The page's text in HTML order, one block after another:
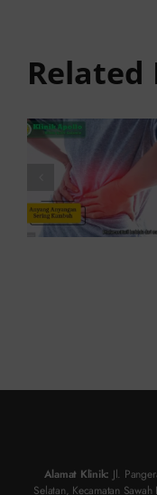
Related
Sering
Kambuh
dan Cara
Atasinya
Alamat Klinik: Jl.
Selatan, Kecamatan